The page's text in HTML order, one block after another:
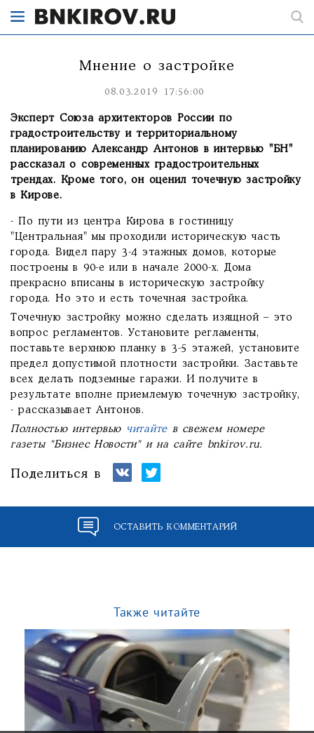
Мнение о застройке
08.03.2019 17:56:00
Эксперт Союза архитекторов России по
градостроительству и территориальному
планированию Александр Антонов в интервью "БН"
рассказал о современных градостроительных
трендах. Кроме того, он оценил точечную застройку
в Кирове.
- По пути из центра Кирова в гостиницу
"Центральная" мы проходили историческую часть
города. Видел пару 3-4 этажных домов, которые
построены в 90-е или в начале 2000-х. Дома
прекрасно вписаны в историческую застройку
города. Но это и есть точечная застройка.
Точечную застройку можно сделать изящной – это
вопрос регламентов. Установите регламенты,
поставьте верхнюю планку в 3-5 этажей, установите
предел допустимой плотности застройки. Заставьте
всех делать подземные гаражи. И получите в
результате вполне приемлемую точечную застройку,
- рассказывает Антонов.
Полностью интервью
читайте в свежем номере
газеты "Бизнес Новости" и на сайте bnkirov.ru.
Поделиться в
ОСТАВИТЬ КОММЕНТАРИЙ
Также читайте